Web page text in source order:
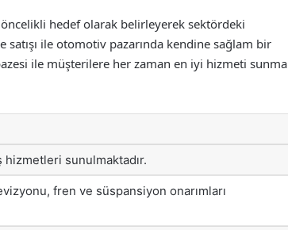
hedef olarak belirleyerek sektördeki
ile otomotiv pazarında kendine sağlam bir
ile müşterilere her zaman en iyi hizmeti sunma
hizmetleri sunulmaktadır.
fren ve süspansiyon onarımları